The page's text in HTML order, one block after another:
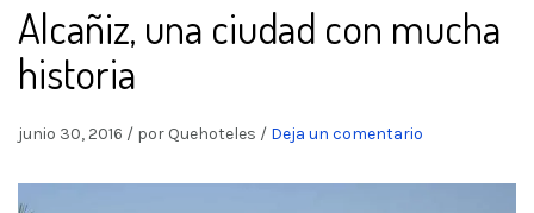
Alcañiz, una ciudad con mucha
historia
junio 30, 2016 / por Quehoteles / Deja un comentario